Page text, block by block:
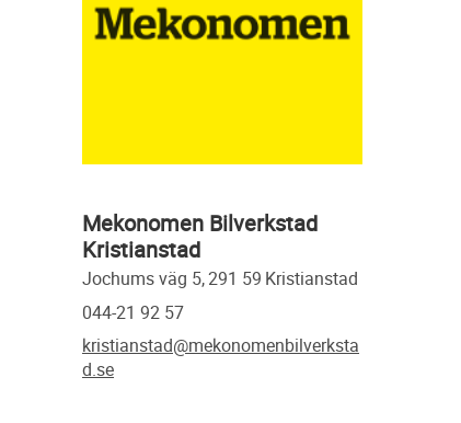
Mekonomen Bilverkstad
Kristianstad
jochums väg 5, 291 59
kristianstad
044-21 92 57
kristianstad@mekonomenbilverksta
d.se